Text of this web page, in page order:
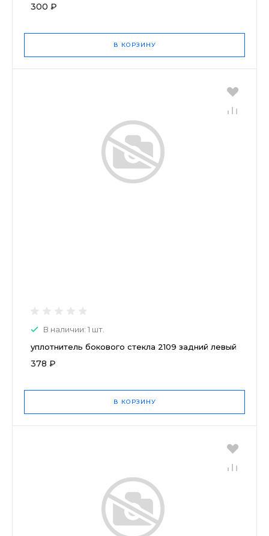
300 ₽
В КОРЗИНУ
В наличии: 1 шт.
уплотнитель бокового стекла 2109 задний левый
378 ₽
В КОРЗИНУ